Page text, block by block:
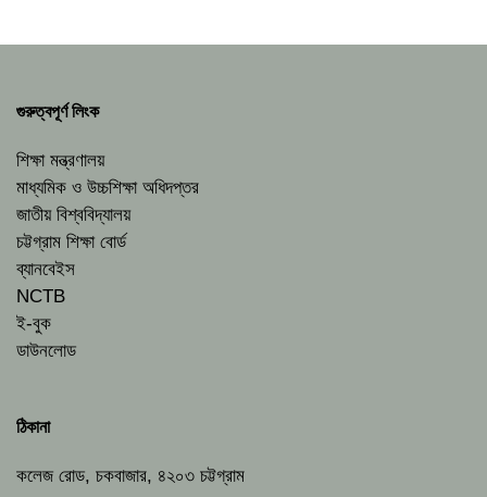
গুরুত্বপূর্ণ লিংক
শিক্ষা মন্ত্রণালয়
মাধ্যমিক ও উচ্চশিক্ষা অধিদপ্তর
জাতীয় বিশ্ববিদ্যালয়
চট্টগ্রাম শিক্ষা বোর্ড
ব্যানবেইস
NCTB
ই-বুক
ডাউনলোড
ঠিকানা
কলেজ রোড, চকবাজার, ৪২০৩ চট্টগ্রাম